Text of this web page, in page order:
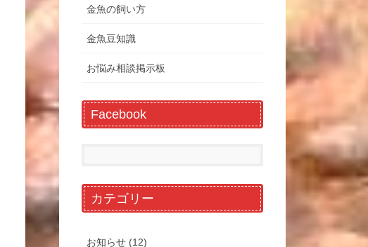
金魚の飼い方
金魚豆知識
お悩み相談掲示板
Facebook
カテゴリー
お知らせ (12)